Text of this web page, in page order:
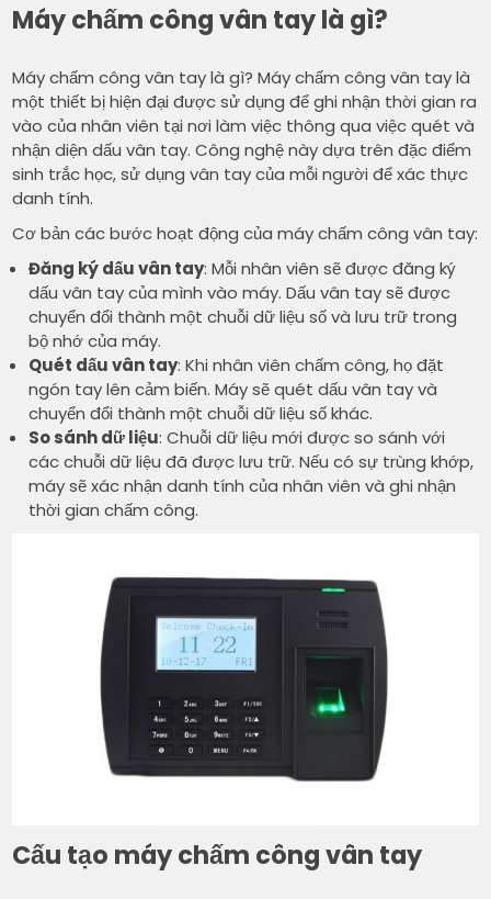
Máy chấm công vân tay là gì?
Máy chấm công vân tay là gì? Máy chấm công vân tay là
một thiết bị hiện đại được sử dụng để ghi nhận thời gian ra
vào của nhân viên tại nơi làm việc thông qua việc quét và
nhận diện dấu vân tay. Công nghệ này dựa trên đặc điểm
sinh trắc học, sử dụng vân tay của mỗi người để xác thực
danh tính.
Cơ bản các bước hoạt động của máy chấm công vân tay:
Đăng ký dấu vân tay: Mỗi nhân viên sẽ được đăng ký
dấu vân tay của mình vào máy. Dấu vân tay sẽ được
chuyển đổi thành một chuỗi dữ liệu số và lưu trữ trong
bộ nhớ của máy.
Quét dấu vân tay: Khi nhân viên chấm công, họ đặt
ngón tay lên cảm biến. Máy sẽ quét dấu vân tay và
chuyển đổi thành một chuỗi dữ liệu số khác.
So sánh dữ liệu: Chuỗi dữ liệu mới được so sánh với
các chuỗi dữ liệu đã được lưu trữ. Nếu có sự trùng khớp,
máy sẽ xác nhận danh tính của nhân viên và ghi nhận
thời gian chấm công.
Cấu tạo máy chấm công vân tay